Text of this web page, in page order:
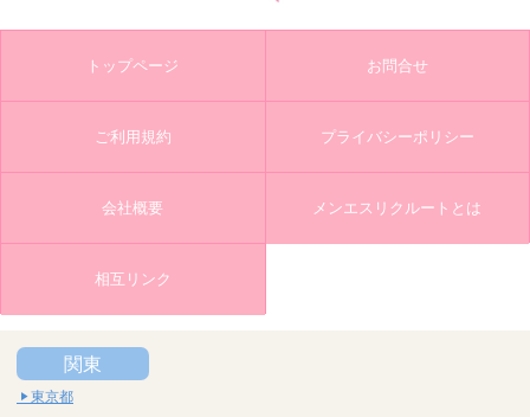
トップページ お問合せ
ご利用規約 プライバシーポリシー
会社概要 メンエスリクルートとは
相互リンク
関東
東京都